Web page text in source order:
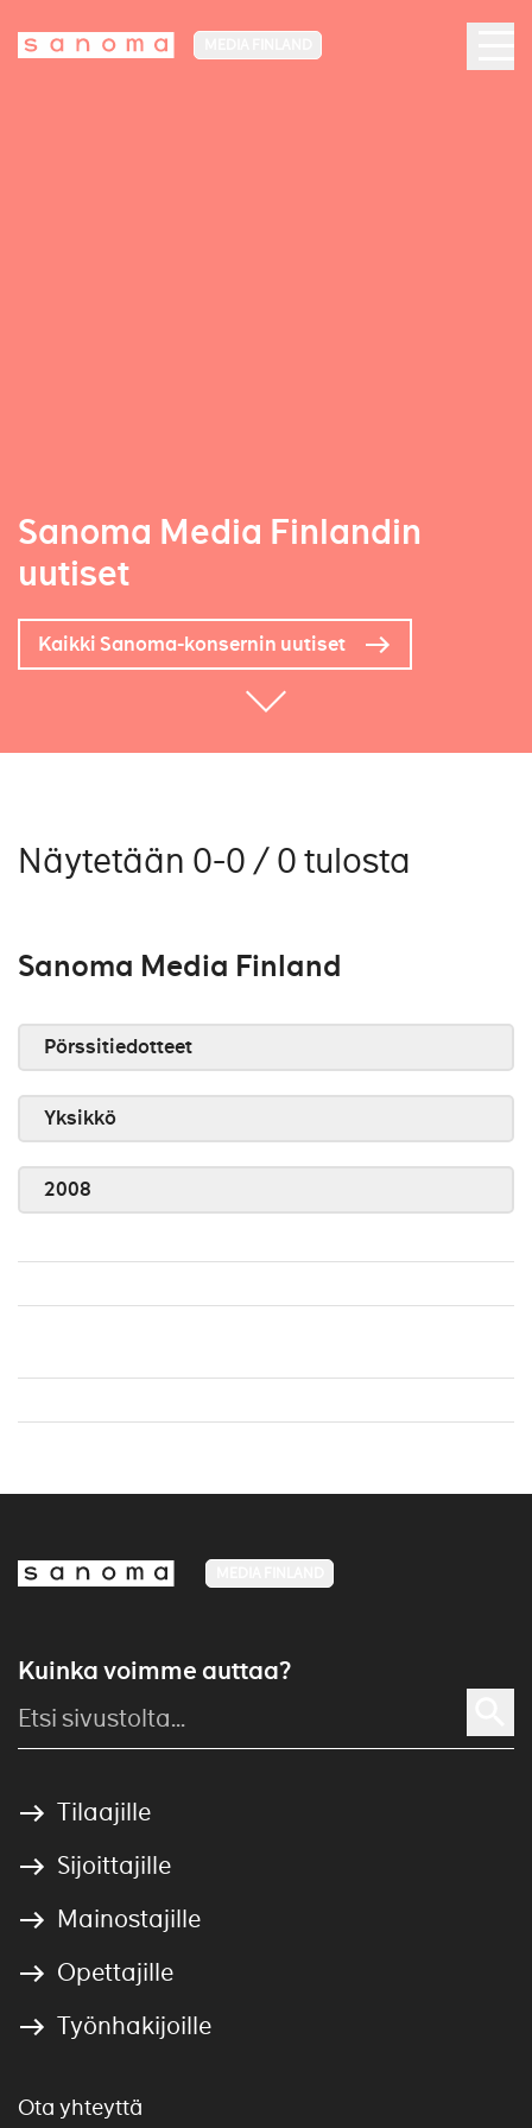
Sanoma Media Finlandin
uutiset
Kaikki Sanoma-konsernin uutiset
Näytetään 0-0 / 0 tulosta
Sanoma Media Finland
Pörssitiedotteet
Yksikkö
2008
Kuinka voimme auttaa?
Tilaajille
Sijoittajille
Mainostajille
Opettajille
Työnhakijoille
Ota yhteyttä